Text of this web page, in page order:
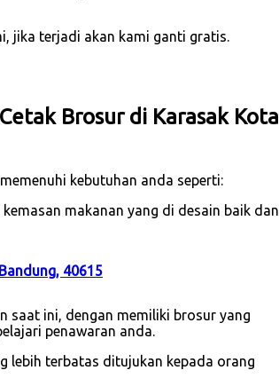
jika terjadi akan kami ganti gratis.
Brosur di Karasak Kota
kebutuhan anda seperti:
makanan yang di desain baik dan
40615
saat ini, dengan memiliki brosur yang
penawaran anda.
lebih terbatas ditujukan kepada orang